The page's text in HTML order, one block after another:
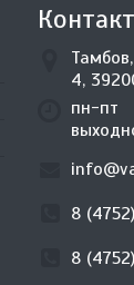
4,
пн-пт
8
8